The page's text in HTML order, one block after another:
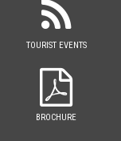
TOURIST EVENTS
BROCHURE